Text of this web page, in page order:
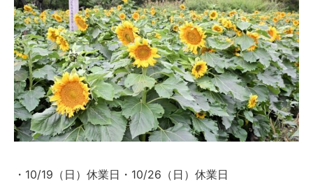
・10/19（日）休業日・10/26（日）休業日